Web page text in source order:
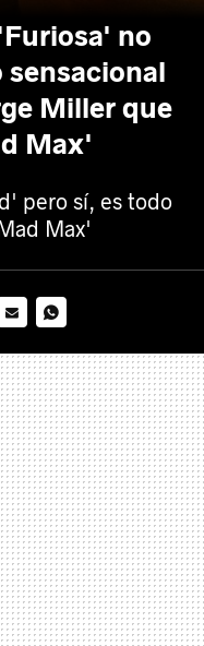
no
sensacional
Miller que
Max'
pero sí, es todo
Max'